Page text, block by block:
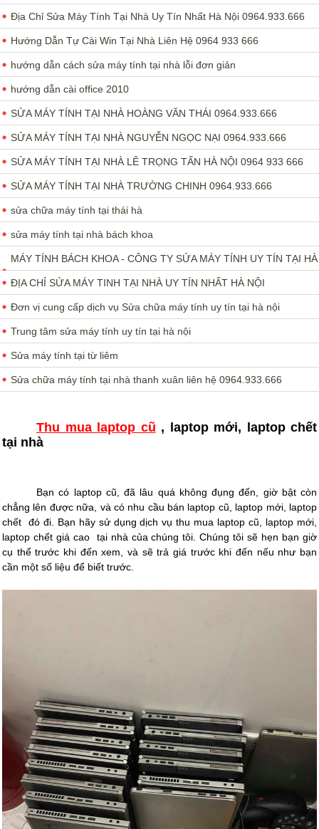
Địa Chỉ Sửa Máy Tính Tại Nhà Uy Tín Nhất Hà Nội 0964.933.666
Hướng Dẫn Tự Cài Win Tại Nhà Liên Hệ 0964 933 666
hướng dẫn cách sửa máy tính tại nhà lỗi đơn giản
hướng dẫn cài office 2010
SỬA MÁY TÍNH TẠI NHÀ HOÀNG VĂN THÁI 0964.933.666
SỬA MÁY TÍNH TẠI NHÀ NGUYỄN NGỌC NẠI 0964.933.666
SỬA MÁY TÍNH TẠI NHÀ LÊ TRỌNG TẤN HÀ NỘI 0964 933 666
SỬA MÁY TÍNH TẠI NHÀ TRƯỜNG CHINH 0964.933.666
sửa chữa máy tính tại thái hà
sửa máy tính tại nhà bách khoa
MÁY TÍNH BÁCH KHOA - CÔNG TY SỬA MÁY TÍNH UY TÍN TẠI HÀ
NỘI
ĐỊA CHỈ SỬA MÁY TINH TẠI NHÀ UY TÍN NHẤT HÀ NỘI
Đơn vị cung cấp dịch vụ Sửa chữa máy tính uy tín tại hà nội
Trung tâm sửa máy tính uy tín tại hà nội
Sửa máy tính tại từ liêm
Sửa chữa máy tính tại nhà thanh xuân liên hệ 0964.933.666
Thu mua laptop cũ , laptop mới, laptop chết
tại nhà
Bạn có laptop cũ, đã lâu quá không đụng đến, giờ bật còn
chẳng lên được nữa, và có nhu cầu bán laptop cũ, laptop mới, laptop
chết
đó đi. Bạn hãy sử dụng dịch vụ thu mua laptop cũ, laptop mới,
laptop chết giá cao
tại nhà của chúng tôi. Chúng tôi sẽ hẹn bạn giờ
cụ thể trước khi đến xem, và sẽ trả giá trước khi đến nếu như bạn
cần một số liệu để biết trước.